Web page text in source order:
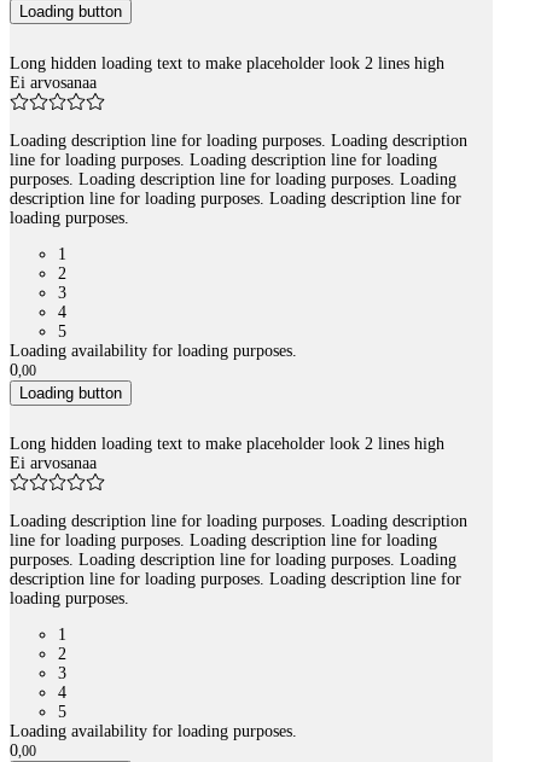
Loading button
Long hidden loading text to make placeholder look 2 lines high
Ei arvosanaa
Loading description line for loading purposes. Loading description
line for loading purposes. Loading description line for loading
purposes. Loading description line for loading purposes. Loading
description line for loading purposes. Loading description line for
loading purposes.
1
2
3
4
5
Loading availability for loading purposes.
0,00
Loading button
Long hidden loading text to make placeholder look 2 lines high
Ei arvosanaa
Loading description line for loading purposes. Loading description
line for loading purposes. Loading description line for loading
purposes. Loading description line for loading purposes. Loading
description line for loading purposes. Loading description line for
loading purposes.
1
2
3
4
5
Loading availability for loading purposes.
0,00